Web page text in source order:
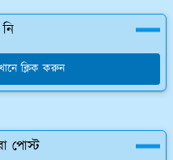
ক্লিক করুন
পোস্ট